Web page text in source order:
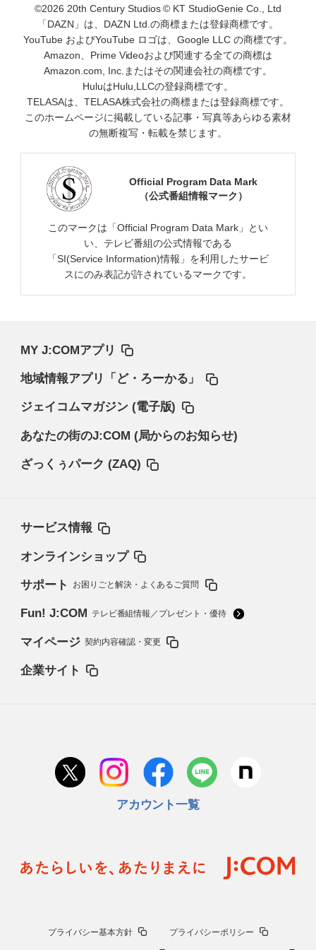
©2026 20th Century Studios © KT StudioGenie Co., Ltd
「DAZN」は、DAZN Ltd.の商標または登録商標です。
YouTube およびYouTube ロゴは、Google LLC の商標です。
Amazon、Prime Videoおよび関連する全ての商標は
Amazon.com, Inc.またはその関連会社の商標です。
HuluはHulu,LLCの登録商標です。
TELASAは、TELASA株式会社の商標または登録商標です。
このホームページに掲載している記事・写真等あらゆる素材
の無断複写・転載を禁じます。
Official Program Data Mark
（公式番組情報マーク）
このマークは「Official Program Data Mark」とい
い、テレビ番組の公式情報である
「SI(Service Information)情報」を利用したサービ
スにのみ表記が許されているマークです。
MY J:COMアプリ
地域情報アプリ「ど・ろーかる」
ジェイコムマガジン (電子版)
あなたの街のJ:COM (局からのお知らせ)
ざっくぅパーク (ZAQ)
サービス情報
オンラインショップ
サポート お困りごと解決・よくあるご質問
Fun! J:COM テレビ番組情報／プレゼント・優待
マイページ 契約内容確認・変更
企業サイト
アカウント一覧
プライバシー基本方針 プライバシーポリシー